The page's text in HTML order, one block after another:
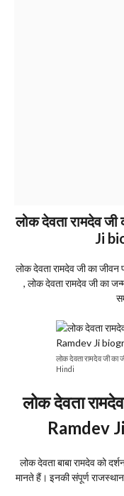
लोक देवता रामदेव
Ji
लोक देवता रामदेव जी का
, लोक देवता रामदेव जी का
लोक देवता रामदेव जी
Hindi
लोक देवता
Ramdev
लोक देवता बाबा रामदेव को
मानते हैं। इनकी संपूर्ण राजस्थान